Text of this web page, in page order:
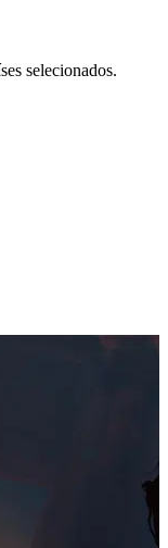
selecionados.